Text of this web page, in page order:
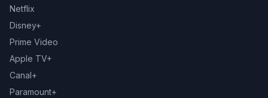
Netflix
Disney+
Prime Video
Apple TV+
Canal+
Paramount+